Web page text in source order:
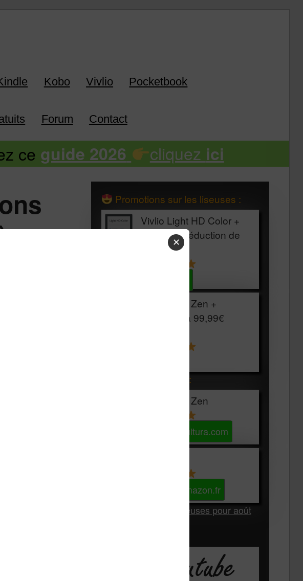
Kobo Vivlio Pocketbook
Forum Contact
ce guide 2026 cliquez ici
Promotions sur les liseuses :
Vivlio Light HD Color +
HOUSSE réduction de
Vivlio Light Zen +
HOUSSE à 99,99€
Les accessibles :
Vivlio Light Zen
Voir sur Cultura.com
Voir sur Amazon.fr
Les Meilleures liseuses pour août
✕